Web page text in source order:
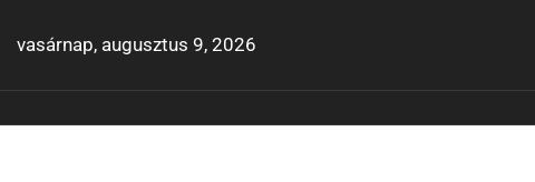
vasárnap, augusztus 9, 2026